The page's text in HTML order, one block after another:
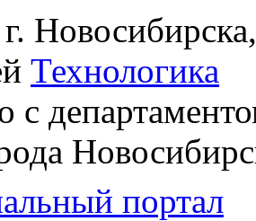
Технологика
с
портал